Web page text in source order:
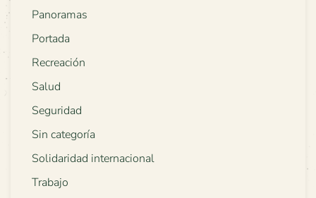
Panoramas
Portada
Recreación
Salud
Seguridad
Sin categoría
Solidaridad internacional
Trabajo